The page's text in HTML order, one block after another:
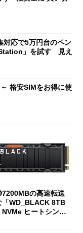
対応で5万円台のペン
」を試す 見え
格安SIMをお得に使
7200MBの高速転送
「WD_BLACK 8TB
NVMe ヒートシンク